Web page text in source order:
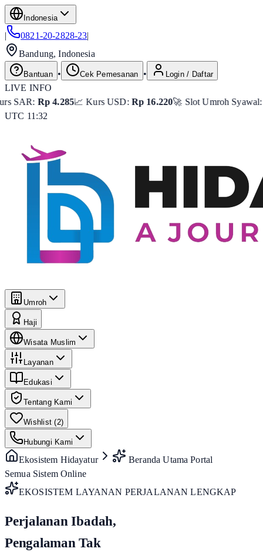
Indonesia
| 0821-20-2828-23|
Bandung, Indonesia
Bantuan • Cek Pemesanan • Login / Daftar
LIVE INFO
📈 Kurs USD:Rp 16.220🚀 Slot Umroh Syawal:Tersisa 8
UTC 11:32
Umroh
Haji
Wisata Muslim
Layanan
Edukasi
Tentang Kami
Wishlist (2)
Hubungi Kami
Ekosistem Hidayatur
Beranda Utama Portal
Semua Sistem Online
EKOSISTEM LAYANAN PERJALANAN LENGKAP
Perjalanan Ibadah,
Pengalaman Tak